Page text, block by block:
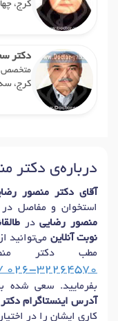
کرج،
دکتر
متخصص
کرج،
درباره‌ی دکتر
آقای دکتر منصور
استخوان و مفاصل
منصور رضاییدر
نوبت آنلاین می‌توانید
مطب دکتر
026-32264570
بفرمایید. سعی شده
آدرس اینستاگرام
کاری ایشان را در